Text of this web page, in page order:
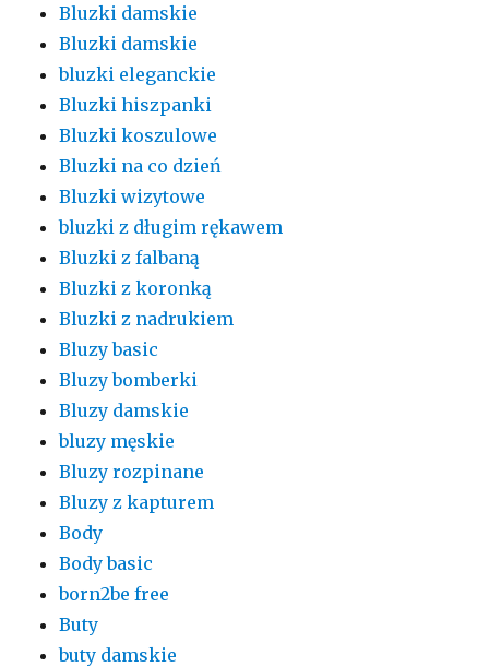
Bluzki damskie
Bluzki damskie
bluzki eleganckie
Bluzki hiszpanki
Bluzki koszulowe
Bluzki na co dzień
Bluzki wizytowe
bluzki z długim rękawem
Bluzki z falbaną
Bluzki z koronką
Bluzki z nadrukiem
Bluzy basic
Bluzy bomberki
Bluzy damskie
bluzy męskie
Bluzy rozpinane
Bluzy z kapturem
Body
Body basic
born2be free
Buty
buty damskie